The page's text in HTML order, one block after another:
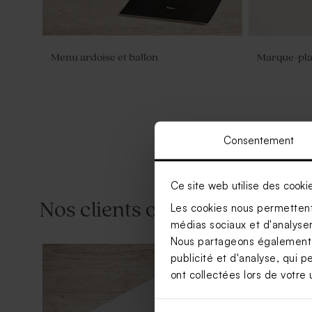
Consentement
Ce site web utilise des
Les cookies nous
médias sociaux et
Nous partageons
publicité et d'analyse, qui
ont collectées lors de votre
Menu ardoise et ballon Marque-
Nos clients ont aussi aimé...